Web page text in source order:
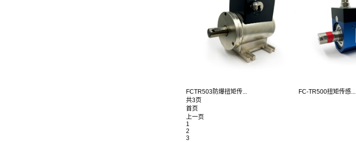
FCTR503防爆扭矩传... FC-TR500扭矩传感...
共3页
首页
上一页
1
2
3